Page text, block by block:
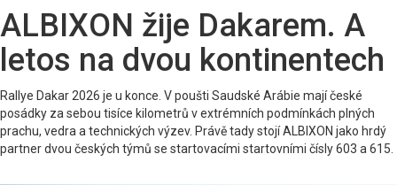
ALBIXON žije Dakarem. A
letos na dvou kontinentech
Rallye Dakar 2026 je u konce. V poušti Saudské Arábie mají české
posádky za sebou tisíce kilometrů v extrémních podmínkách plných
prachu, vedra a technických výzev. Právě tady stojí ALBIXON jako hrdý
partner dvou českých týmů se startovacími startovními čísly 603 a 615.